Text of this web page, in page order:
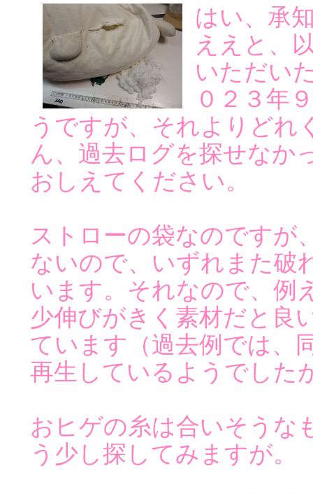
はい、承
ええと、
いただい
０２３年
うですが、それよりどれ
ん、過去ログを探せなか
おしえてください。
ストローの袋なのですが
ないので、いずれまた破
います。それなので、例
少伸びがきく素材だと良
ています（過去例では、
再生しているようでした
おヒゲの糸は合いそうな
う少し探してみますが。